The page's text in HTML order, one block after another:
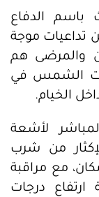
الدفاع
تداعيات موجة
والمرضى هم
الشمس في
الخيام.
لأشعة
من شرب
مع مراقبة
درجات